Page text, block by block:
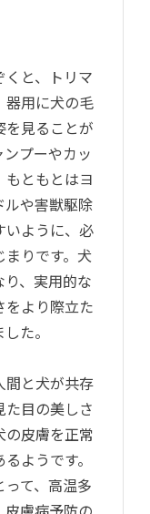
と、トリマ
器用に犬の毛
を見ることが
プーやカッ
もともとはヨ
ルや害獣駆除
いように、必
りです。犬
、実用的な
をより際立た
た。
と犬が共存
目の美しさ
の皮膚を正常
ようです。
て、高温多